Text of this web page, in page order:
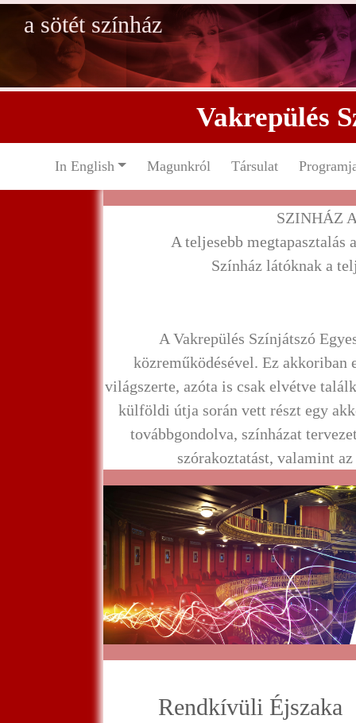
a sötét színház
Vakrepülés
In English Magunkról Társulat
SZINHÁZ
A teljesebb
Színház látóknak a
A Vakrepülés Színjátszó
közreműködésével. Ez akkoriban
világszerte, azóta is csak elvétve
külföldi útja során vett részt egy
továbbgondolva, színházat
szórakoztatást, valamint
Rendkívüli Éjszaka